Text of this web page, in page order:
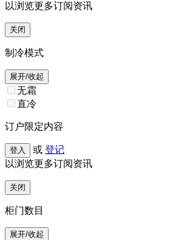
以浏览更多订阅资讯
关闭
制冷模式
展开/收起
无霜
直冷
订户限定内容
登入 或 登记
以浏览更多订阅资讯
关闭
柜门数目
展开/收起